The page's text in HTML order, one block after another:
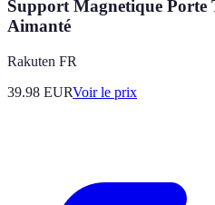
Support Magnetique Porte
Aimanté
Rakuten FR
39.98 EURVoir le prix